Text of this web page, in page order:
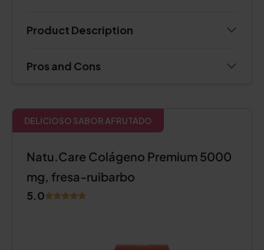
Product Description
Pros and Cons
DELICIOSO SABOR AFRUTADO
Natu.Care Colágeno Premium 5000
mg, fresa-ruibarbo
5.0